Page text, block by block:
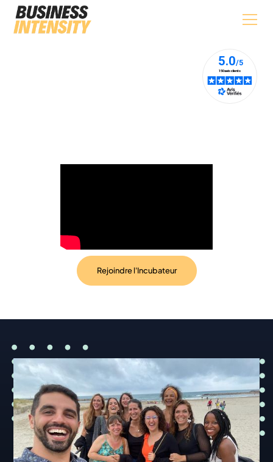
Rejoindre l'Incubateur